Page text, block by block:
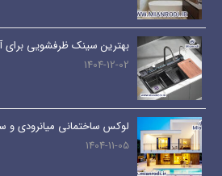
بهترین سینک ظرفشویی برای
1404-12-02
لوکس ساختمانی میانرودی و
1404-11-05